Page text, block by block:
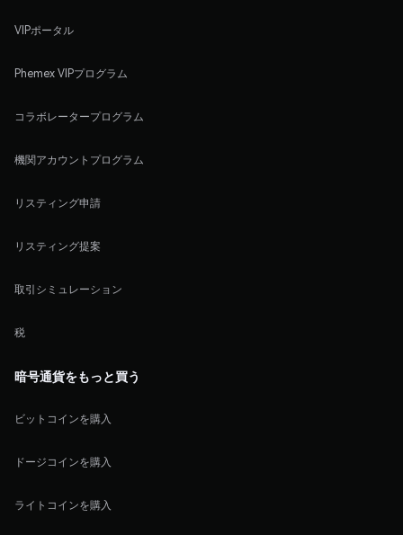
VIPポータル
Phemex VIPプログラム
コラボレータープログラム
機関アカウントプログラム
リスティング申請
リスティング提案
取引シミュレーション
税
暗号通貨をもっと買う
ビットコインを購入
ドージコインを購入
ライトコインを購入